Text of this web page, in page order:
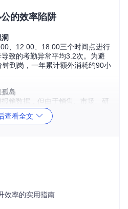
的效率陷阱
、12:00、18:00三个时间点进行
致的考勤异常平均3.2次。为避
到岗，一年累计额外消耗约90小
岛
销数据，但由于销售、市场、研
每次数据整合至少花费4小时，
。
作-结果反馈"的闭环系统，将员
高价值创造性工作。
查看全文
效率的实用指南